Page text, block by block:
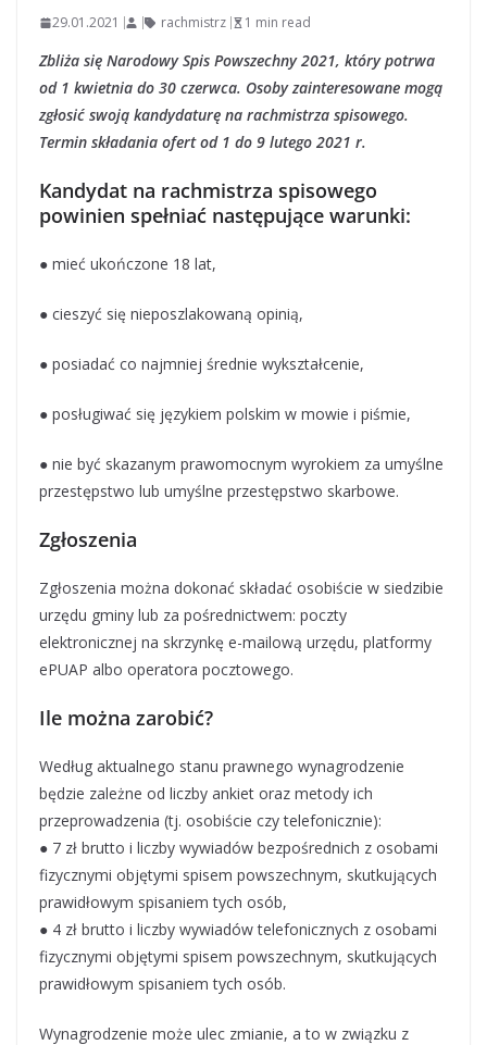
29.01.2021 rachmistrz 1 min read
Zbliża się Narodowy Spis Powszechny 2021, który potrwa
od 1 kwietnia do 30 czerwca. Osoby zainteresowane mogą
zgłosić swoją kandydaturę na rachmistrza spisowego.
Termin składania ofert od 1 do 9 lutego 2021 r.
Kandydat na rachmistrza spisowego
powinien spełniać następujące warunki:
● mieć ukończone 18 lat,
● cieszyć się nieposzlakowaną opinią,
● posiadać co najmniej średnie wykształcenie,
● posługiwać się językiem polskim w mowie i piśmie,
● nie być skazanym prawomocnym wyrokiem za umyślne
przestępstwo lub umyślne przestępstwo skarbowe.
Zgłoszenia
Zgłoszenia można dokonać składać osobiście w siedzibie
urzędu gminy lub za pośrednictwem: poczty
elektronicznej na skrzynkę e-mailową urzędu, platformy
ePUAP albo operatora pocztowego.
Ile można zarobić?
Według aktualnego stanu prawnego wynagrodzenie
będzie zależne od liczby ankiet oraz metody ich
przeprowadzenia (tj. osobiście czy telefonicznie):
● 7 zł brutto i liczby wywiadów bezpośrednich z osobami
fizycznymi objętymi spisem powszechnym, skutkujących
prawidłowym spisaniem tych osób,
● 4 zł brutto i liczby wywiadów telefonicznych z osobami
fizycznymi objętymi spisem powszechnym, skutkujących
prawidłowym spisaniem tych osób.
Wynagrodzenie może ulec zmianie, a to w związku z